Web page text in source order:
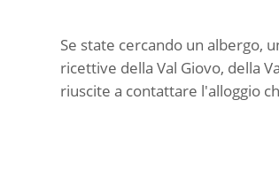
Se state cercando un albergo,
ricettive della Val Giovo, della
riuscite a contattare l'alloggio